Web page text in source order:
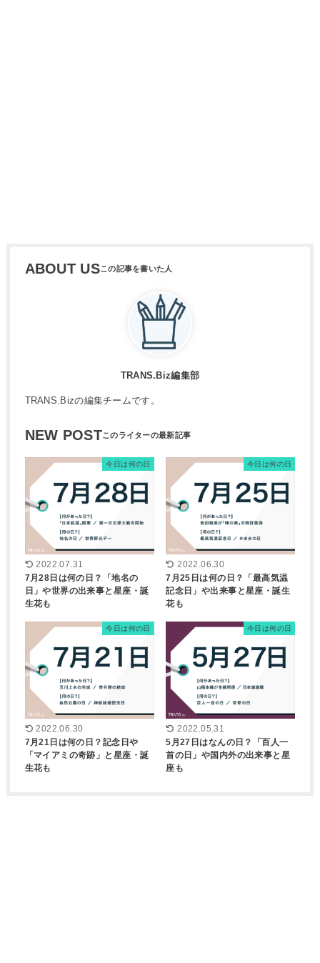
ABOUT US
TRANS.Biz編集部
TRANS.Bizの編集チームです。
NEW POST
今日は何の日
2022.07.31
7月28日は何の日？「地名の
日」や世界の出来事と星座・誕
生花も
今日は何の日
2022.06.30
7月25日は何の日？「最高気温
記念日」や出来事と星座・誕生
花も
今日は何の日
2022.06.30
7月21日は何の日？記念日や
「マイアミの奇跡」と星座・誕
生花も
今日は何の日
2022.05.31
5月27日はなんの日？「百人一
首の日」や国内外の出来事と星
座も